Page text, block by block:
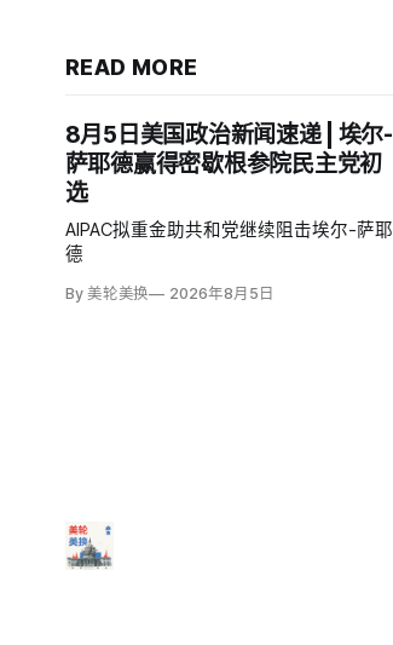
READ MORE
8月5日美国政治新闻速递 | 埃尔-
萨耶德赢得密歇根参院民主党初
选
AIPAC拟重金助共和党继续阻击埃尔-萨耶
德
By 美轮美换 2026年8月5日